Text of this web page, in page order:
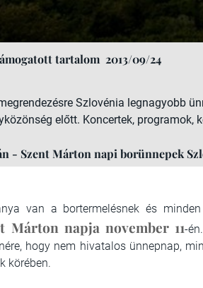
tartalom 2013/09/24
Szlovénia legnagyobb
előtt. Koncertek, programok,
- Szent Márton napi borünnepek
van a bortermelésnek és
Márton napja november 11-
hogy nem hivatalos ünnepnap,
körében.